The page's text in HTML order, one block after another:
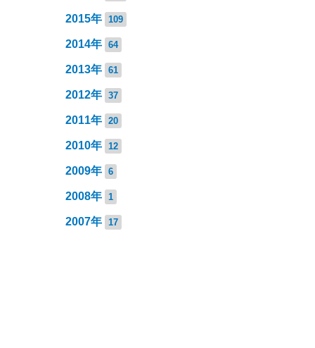
2015年 109
2014年 64
2013年 61
2012年 37
2011年 20
2010年 12
2009年 6
2008年 1
2007年 17